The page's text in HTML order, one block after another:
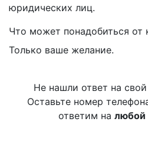
юридических лиц.
Что может понадобиться от
Только ваше желание.
Не нашли ответ на
Оставьте номер
ответим на любой